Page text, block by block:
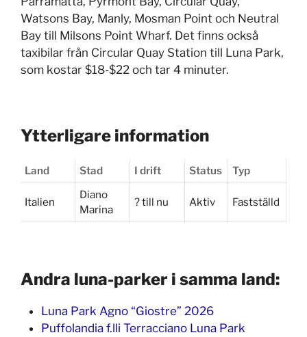
Watsons Bay, Manly, Mosman Point och Neutral
Bay till Milsons Point Wharf. Det finns också
taxibilar från Circular Quay Station till Luna Park,
som kostar $18-$22 och tar 4 minuter.
Ytterligare information
Land Stad I drift Status Typ
Italien
Diano
Marina
? till nu Aktiv Fastställd
Andra luna-parker i samma land:
Luna Park Agno “Giostre” 2026
Puffolandia f.lli Terracciano Luna Park